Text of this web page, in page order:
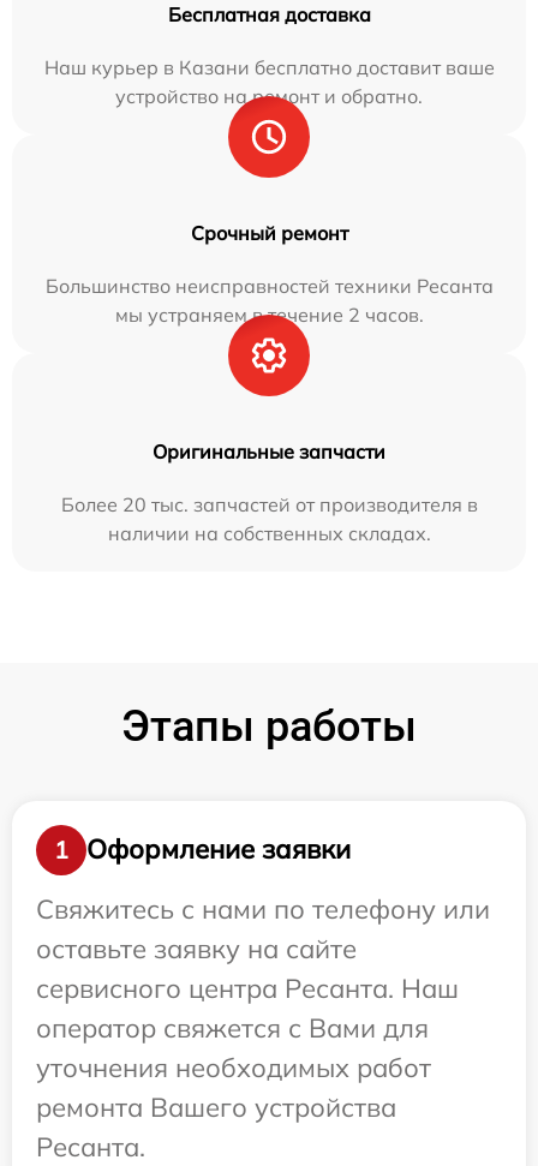
Бесплатная доставка
Наш курьер в Казани бесплатно доставит ваше
устройство на ремонт и обратно.
Срочный ремонт
Большинство неисправностей техники Ресанта
мы устраняем в течение 2 часов.
Оригинальные запчасти
Более 20 тыс. запчастей от производителя в
наличии на собственных складах.
Этапы работы
1
Оформление заявки
Свяжитесь с нами по телефону или
оставьте заявку на сайте
сервисного центра Ресанта. Наш
оператор свяжется с Вами для
уточнения необходимых работ
ремонта Вашего устройства
Ресанта.